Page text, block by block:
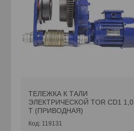
ТЕЛЕЖКА К ТАЛИ
ЭЛЕКТРИЧЕСКОЙ TOR CD1 1,0
Т (ПРИВОДНАЯ)
119131